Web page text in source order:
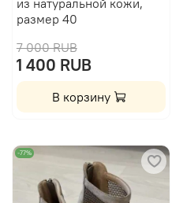
размер 40
7 000 RUB
1 400 RUB
В корзину
-77%